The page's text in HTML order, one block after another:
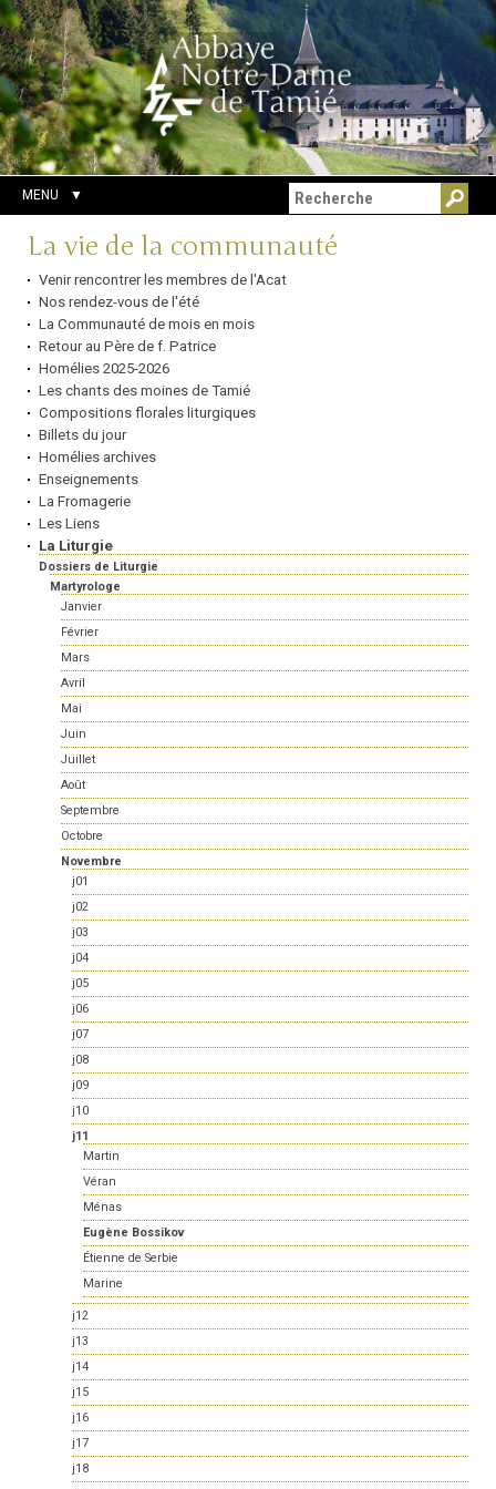
Aller
au
contenu.
|
Aller
à
la
navigation
Outils
personnels
Chercher par
Recherche
avancée…
MENU
Navigation
La vie de la communauté
Venir rencontrer les membres de l'Acat
Nos rendez-vous de l'été
La Communauté de mois en mois
Retour au Père de f. Patrice
Homélies 2025-2026
Les chants des moines de Tamié
Compositions florales liturgiques
Billets du jour
Homélies archives
Enseignements
La Fromagerie
Les Liens
La Liturgie
Dossiers de Liturgie
Martyrologe
Janvier
Février
Mars
Avril
Mai
Juin
Juillet
Août
Septembre
Octobre
Novembre
j01
j02
j03
j04
j05
j06
j07
j08
j09
j10
j11
Martin
Véran
Ménas
Eugène Bossikov
Étienne de Serbie
Marine
j12
j13
j14
j15
j16
j17
j18